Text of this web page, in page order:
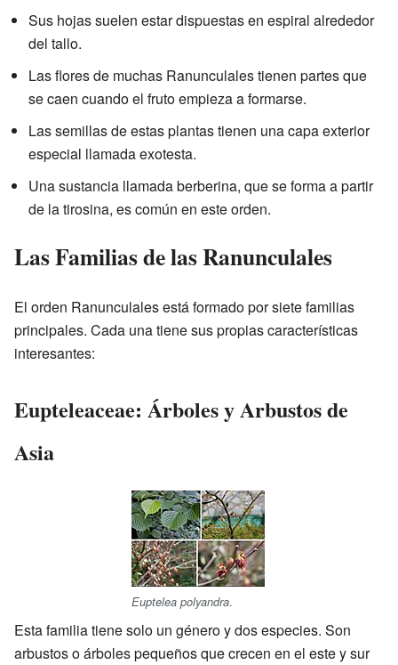
Sus hojas suelen estar dispuestas en espiral alrededor
del tallo.
Las flores de muchas Ranunculales tienen partes que
se caen cuando el fruto empieza a formarse.
Las semillas de estas plantas tienen una capa exterior
especial llamada exotesta.
Una sustancia llamada berberina, que se forma a partir
de la tirosina, es común en este orden.
Las Familias de las Ranunculales
El orden Ranunculales está formado por siete familias
principales. Cada una tiene sus propias características
interesantes:
Eupteleaceae: Árboles y Arbustos de
Asia
Euptelea polyandra.
Esta familia tiene solo un género y dos especies. Son
arbustos o árboles pequeños que crecen en el este y sur